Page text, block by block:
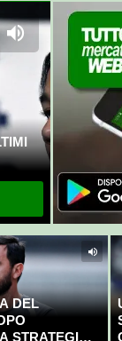
DEL
STRATEGIA È